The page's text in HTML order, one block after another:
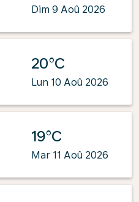
Dim 9 Aoû 2026
20°C
Lun 10 Aoû 2026
19°C
Mar 11 Aoû 2026